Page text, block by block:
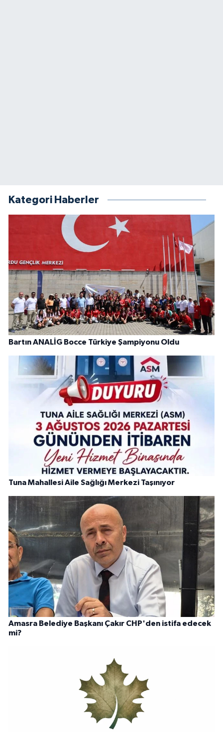
Kategori Haberler
Bartın ANALİG Bocce Türkiye Şampiyonu Oldu
Tuna Mahallesi Aile Sağlığı Merkezi Taşınıyor
Amasra Belediye Başkanı Çakır CHP'den istifa edecek
mi?